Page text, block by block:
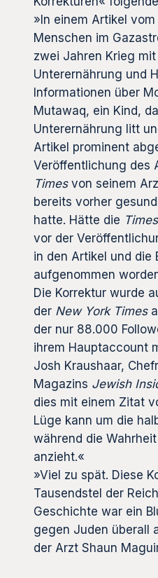
»In einem Artikel
Menschen im
zwei Jahren Krieg
Unterernährung und
Informationen über
Mutawaq, ein Kind,
Unterernährung litt
Artikel prominent
Veröffentlichung des
Timesvon seinem
bereits vorher
hatte. Hätte die Times
vor der
in den Artikel und die
aufgenommen
Die Korrektur wurde
der New York Times
der nur 88.000
ihrem Hauptaccount
Josh Kraushaar,
Magazins Jewish
dies mit einem Zitat
Lüge kann um die
während die
anzieht.«
»Viel zu spät. Diese
Tausendstel der
Geschichte war ein
gegen Juden überall
der Arzt Shaun